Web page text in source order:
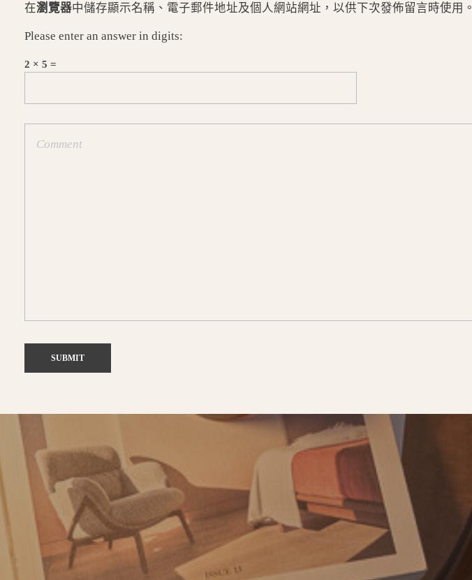
在瀏覽器中儲存顯示名稱、電子郵件地址及個人網站網址，以供下次發佈留言時使用。
Please enter an answer in digits:
2 × 5 =